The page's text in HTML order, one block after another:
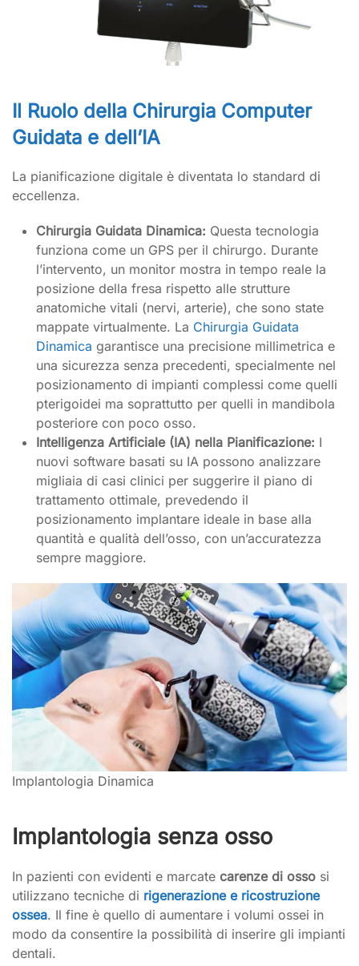
Il Ruolo della Chirurgia Computer
Guidata e dell’IA
La pianificazione digitale è diventata lo standard di
eccellenza.
Chirurgia Guidata Dinamica: Questa tecnologia
funziona come un GPS per il chirurgo. Durante
l’intervento, un monitor mostra in tempo reale la
posizione della fresa rispetto alle strutture
anatomiche vitali (nervi, arterie), che sono state
mappate virtualmente. La Chirurgia Guidata
Dinamica garantisce una precisione millimetrica e
una sicurezza senza precedenti, specialmente nel
posizionamento di impianti complessi come quelli
pterigoidei ma soprattutto per quelli in mandibola
posteriore con poco osso.
Intelligenza Artificiale (IA) nella Pianificazione: I
nuovi software basati su IA possono analizzare
migliaia di casi clinici per suggerire il piano di
trattamento ottimale, prevedendo il
posizionamento implantare ideale in base alla
quantità e qualità dell’osso, con un’accuratezza
sempre maggiore.
Implantologia Dinamica
Implantologia senza osso
In pazienti con evidenti e marcate carenze di osso si
utilizzano tecniche di rigenerazione e ricostruzione
ossea. Il fine è quello di aumentare i volumi ossei in
modo da consentire la possibilità di inserire gli impianti
dentali.